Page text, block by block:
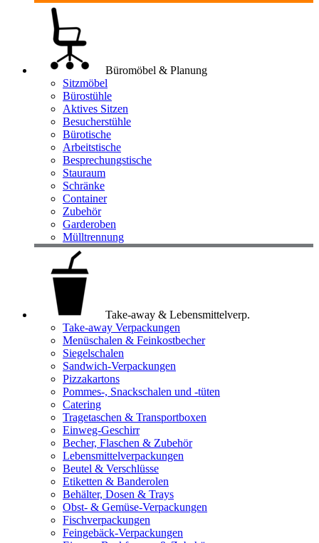
Büromöbel & Planung
Sitzmöbel
Bürostühle
Aktives Sitzen
Besucherstühle
Bürotische
Arbeitstische
Besprechungstische
Stauraum
Schränke
Container
Zubehör
Garderoben
Mülltrennung
Take-away & Lebensmittelverp.
Take-away Verpackungen
Menüschalen & Feinkostbecher
Siegelschalen
Sandwich-Verpackungen
Pizzakartons
Pommes-, Snackschalen und -tüten
Catering
Tragetaschen & Transportboxen
Einweg-Geschirr
Becher, Flaschen & Zubehör
Lebensmittelverpackungen
Beutel & Verschlüsse
Etiketten & Banderolen
Behälter, Dosen & Trays
Obst- & Gemüse-Verpackungen
Fischverpackungen
Feingebäck-Verpackungen